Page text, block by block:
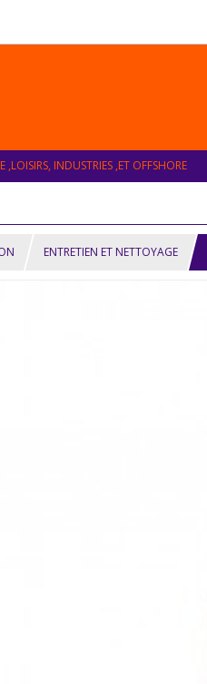
INDUSTRIES ,ET OFFSHORE
ENTRETIEN ET NETTOYAGE